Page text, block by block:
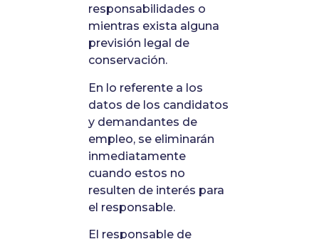
responsabilidades o
mientras exista alguna
previsión legal de
conservación.
En lo referente a los
datos de los candidatos
y demandantes de
empleo, se eliminarán
inmediatamente
cuando estos no
resulten de interés para
el responsable.
El responsable de